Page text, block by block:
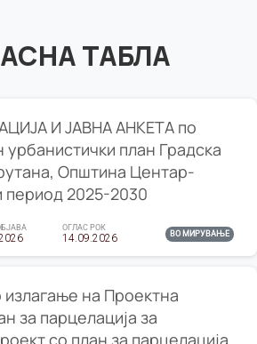
ТАБЛА
И ЈАВНА АНКЕТА по
план Градска
Општина Центар-
период 2025-2030
ОГЛАС РОК
14.09.2026 ВО МИРУВАЊЕ
на Проектна
за парцелација за
со план за парцелација